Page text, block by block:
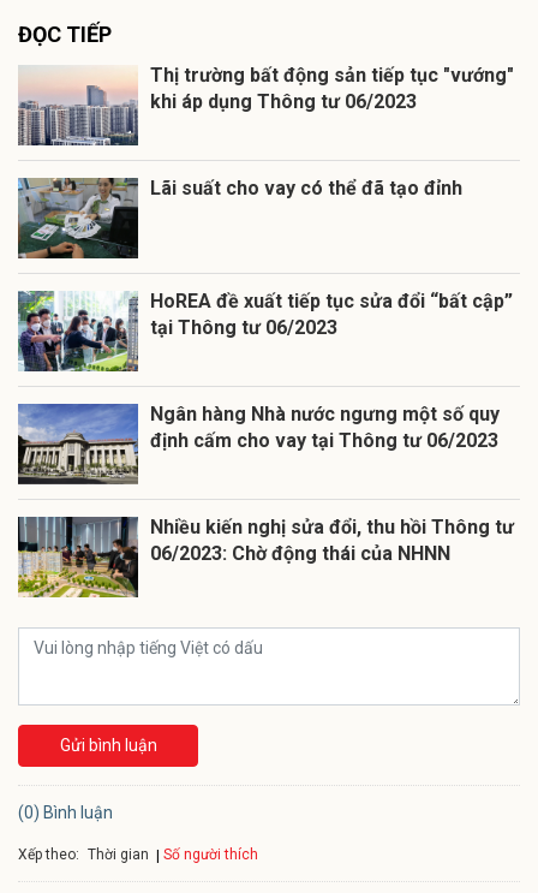
ĐỌC TIẾP
Thị trường bất động sản tiếp tục "vướng"
khi áp dụng Thông tư 06/2023
Lãi suất cho vay có thể đã tạo đỉnh
HoREA đề xuất tiếp tục sửa đổi “bất cập”
tại Thông tư 06/2023
Ngân hàng Nhà nước ngưng một số quy
định cấm cho vay tại Thông tư 06/2023
Nhiều kiến nghị sửa đổi, thu hồi Thông tư
06/2023: Chờ động thái của NHNN
Gửi bình luận
(0) Bình luận
Xếp theo: Thời gian Số người thích